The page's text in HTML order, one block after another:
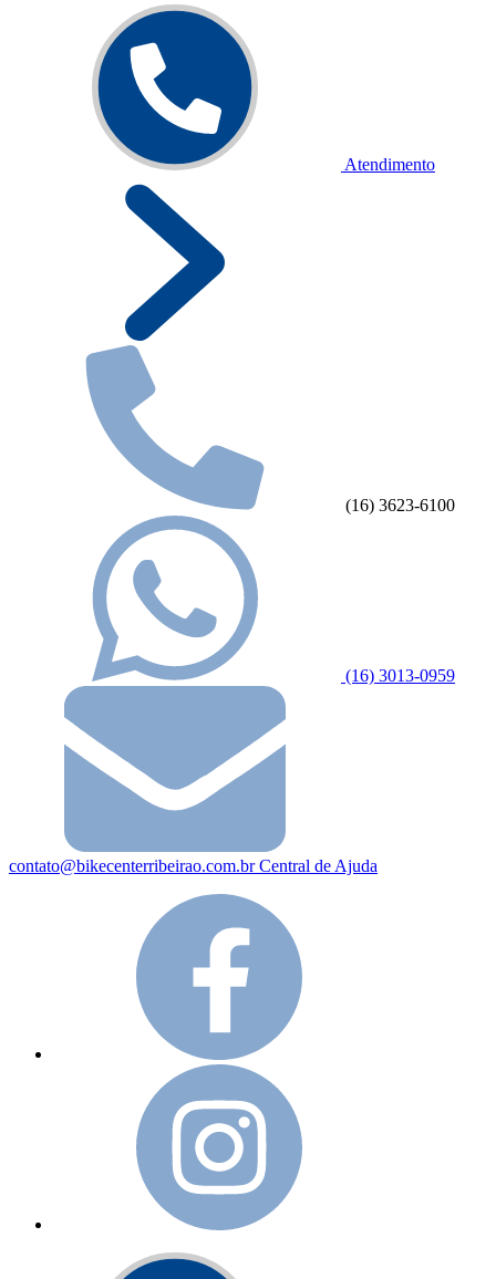
Atendimento
(16) 3623-6100
(16) 3013-0959
contato@bikecenterribeirao.com.brCentral de Ajuda